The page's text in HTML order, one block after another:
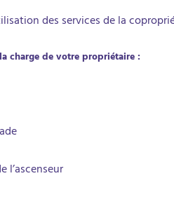
des services de la
charge de votre propriétaire :
l’ascenseur